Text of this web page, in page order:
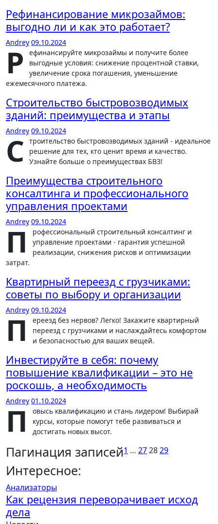
Рефинансирование микрозаймов:
выгодно ли и как это работает?
Andrey 09.10.2024
Р
ефинансируйте микрозаймы и получите более
выгодные условия: снижение процентной ставки,
увеличение срока погашения, уменьшение
ежемесячного платежа.
Строительство быстровозводимых
зданий: преимущества и этапы
Andrey 09.10.2024
С
троительство быстровозводимых зданий - идеальное
решение для тех, кто ценит время и качество.
Узнайте больше о преимуществах БВЗ!
Преимущества строительного
консалтинга и профессионального
управления проектами
Andrey 09.10.2024
П
рофессиональный строительный консалтинг и
управление проектами - гарантия успешной
реализации, снижения рисков и оптимизации
затрат.
Квартирный переезд с грузчиками:
советы по выбору и организации
Andrey 09.10.2024
П
ереезд без нервов? Легко! Закажите квартирный
переезд с грузчиками и наслаждайтесь комфортом
и безопасностью для ваших вещей.
Инвестируйте в себя: почему
повышение квалификации – это не
роскошь, а необходимость
Andrey 01.10.2024
П
овысь квалификацию и стань лидером! Выбирай
курсы, которые помогут тебе развиваться и
достигать новых высот.
Пагинация записей1 … 272829
Интересное:
Анализаторы
Как рецензия переворачивает исход
дела